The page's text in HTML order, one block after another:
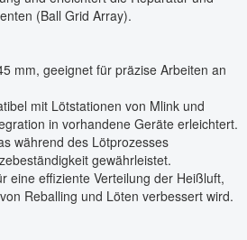
(Ball Grid Array).
mm, geeignet für präzise Arbeiten an
mit Lötstationen von Mlink und
in vorhandene Geräte erleichtert.
während des Lötprozesses
gewährleistet.
eine effiziente Verteilung der Heißluft,
Reballing und Löten verbessert wird.